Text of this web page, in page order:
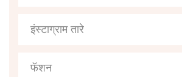
इंस्टाग्राम तारे
फॅशन